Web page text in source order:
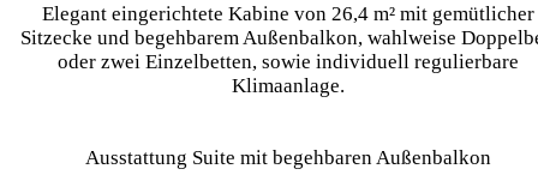
Elegant eingerichtete Kabine von 26,4 m² mit gemütlicher
Sitzecke und begehbarem Außenbalkon, wahlweise
oder zwei Einzelbetten, sowie individuell regulierbare
Klimaanlage.
Ausstattung Suite mit begehbaren Außenbalkon